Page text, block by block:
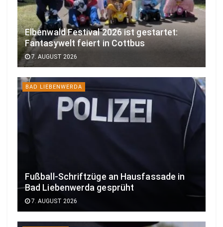
Elbenwald Festival 2026 ist gestartet:
Fantasywelt feiert in Cottbus
7. AUGUST 2026
BAD LIEBENWERDA
Fußball-Schriftzüge an Hausfassade in
Bad Liebenwerda gesprüht
7. AUGUST 2026